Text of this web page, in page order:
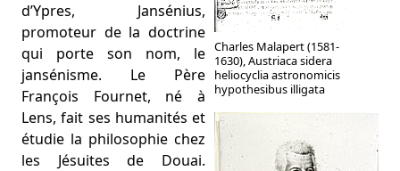
Charles Malapert (1581-
1630), Austriaca sidera
heliocyclia astronomicis
hypothesibus illigata
d’Ypres, Jansénius,
promoteur de la doctrine
qui porte son nom, le
jansénisme. Le Père
François Fournet, né à
Lens, fait ses humanités et
étudie la philosophie chez
les Jésuites de Douai.